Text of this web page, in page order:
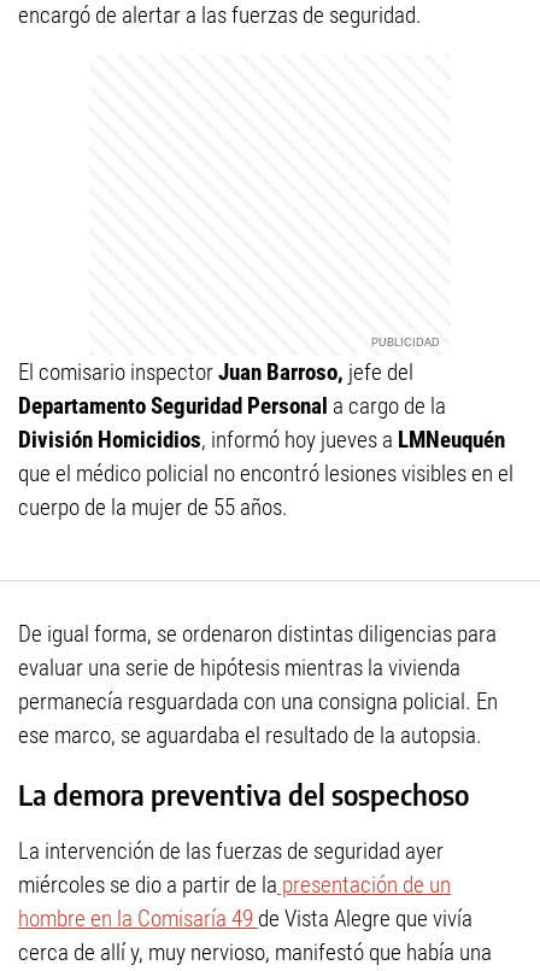
encargó de alertar a las fuerzas de seguridad.
El comisario inspectorJuan Barroso, jefe del
Departamento Seguridad Personal a cargo de la
División Homicidios, informó hoy jueves a LMNeuquén
que el médico policial no encontró lesiones visibles en el
cuerpo de la mujer de 55 años.
De igual forma, se ordenaron distintas diligencias para
evaluar una serie de hipótesis mientras la vivienda
permanecía resguardada con una consigna policial. En
ese marco, se aguardaba el resultado de la autopsia.
La demora preventiva del sospechoso
La intervención de las fuerzas de seguridad ayer
miércoles se dio a partir de la presentación de un
hombre en la Comisaría 49 de Vista Alegre que vivía
cerca de allí y, muy nervioso, manifestó que había una